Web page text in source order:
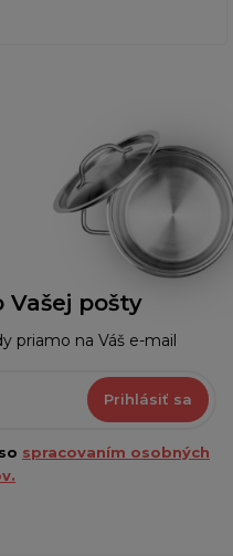
Vašej pošty
priamo na Váš e-mail
Prihlásiť sa
spracovaním osobných